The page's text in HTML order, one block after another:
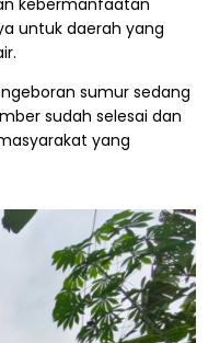
kebermanfaatan
untuk daerah yang
sumur sedang
sudah selesai dan
yang